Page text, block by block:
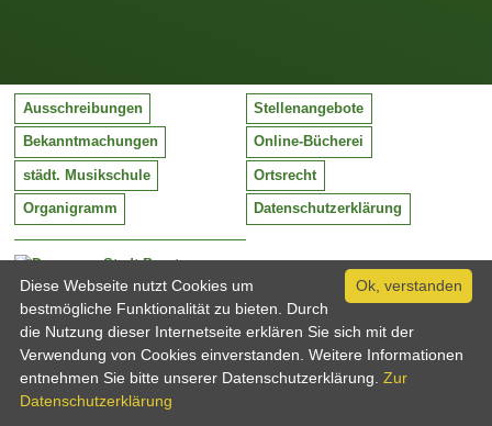
Stadt Barntrup
Mittelstraße 38
32683 Barntrup
Tel:
Email:
05263 / 409-0
info@barntrup.de
Ausschreibungen Stellenangebote
Bekanntmachungen Online-Bücherei
städt. Musikschule Ortsrecht
Organigramm Datenschutzerklärung
Ok, verstanden
Diese Webseite nutzt Cookies um
bestmögliche Funktionalität zu bieten. Durch
die Nutzung dieser Internetseite erklären Sie sich mit der
Verwendung von Cookies einverstanden. Weitere Informationen
entnehmen Sie bitte unserer Datenschutzerklärung. Zur
Datenschutzerklärung